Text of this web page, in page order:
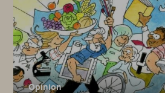
Opinion